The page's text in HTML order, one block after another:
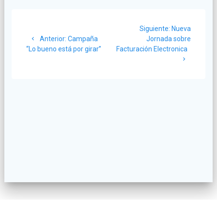
de
entradas
Anterior: Post
anterior:
Campaña
“Lo bueno está por girar”
Siguiente: Siguiente
post:
Nueva
Jornada sobre
Facturación Electronica